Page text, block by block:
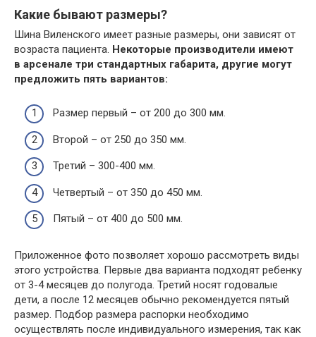
Какие бывают размеры?
Шина Виленского имеет разные размеры, они зависят от
возраста пациента. Некоторые производители имеют
в арсенале три стандартных габарита, другие могут
предложить пять вариантов:
Размер первый – от 200 до 300 мм.
Второй – от 250 до 350 мм.
Третий – 300-400 мм.
Четвертый – от 350 до 450 мм.
Пятый – от 400 до 500 мм.
Приложенное фото позволяет хорошо рассмотреть виды
этого устройства. Первые два варианта подходят ребенку
от 3-4 месяцев до полугода. Третий носят годовалые
дети, а после 12 месяцев обычно рекомендуется пятый
размер. Подбор размера распорки необходимо
осуществлять после индивидуального измерения, так как